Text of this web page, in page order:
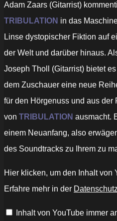
Adam Zaars (Gitarrist)
TRIBULATION in das
Linse dystopischer Fiktion auf
der Welt und darüber hinaus.
Joseph Tholl (Gitarrist) bietet
dem Zuschauer eine neue
für den Hörgenuss und aus der
von TRIBULATION ausmacht.
einem Neuanfang, also
des Soundtracks zu Ihrem zu
„TRIBULATION
–
Mundi
von
Hier klicken, um den Inhalt von
Erfahre mehr in der
Inhalt von YouTube immer